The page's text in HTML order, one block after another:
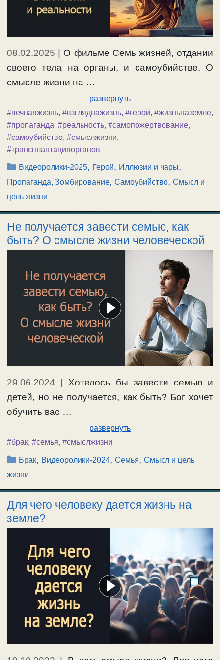
08.02.2025
О фильме Семь жизней, отдании
своего тела на органы, и самоубийстве. О
смысле жизни на …
развернуть
#вечнаяжизнь, #взгляднажизнь, #герой, #жизньназемле,
#пропаганда, #реальность, #самопожертвование,
#самоубийство, #смыслжизни,
#трансплантацияорганов
Рубрики
Видеоролики-2025, Герой, Иллюзии и чары,
Пропаганда, Зомбирование, Самоубийство, Смысл и
цель жизни
Не получается завести семью, как
быть? О смысле жизни человеческой
29.06.2024
Хотелось бы завести семью и
детей, но не получается, как быть? Бог хочет
обучить вас …
развернуть
#брак, #семья, #смыслжизни
Рубрики
Брак, Видеоролики-2024,Семья,Смысл и цель
жизни
Для чего человеку дается жизнь на
земле?